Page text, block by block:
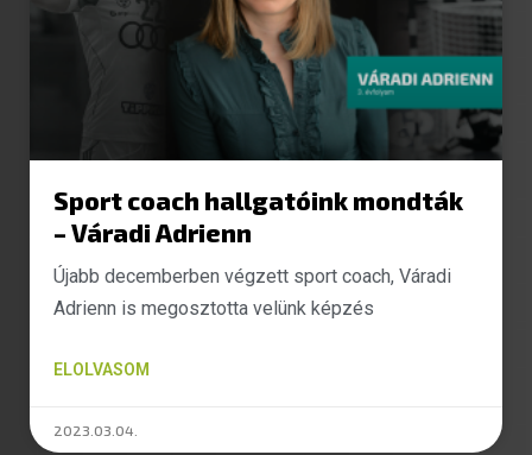
Sport coach hallgatóink mondták
– Váradi Adrienn
Újabb decemberben végzett sport coach, Váradi
Adrienn is megosztotta velünk képzés
ELOLVASOM
2023.03.04.